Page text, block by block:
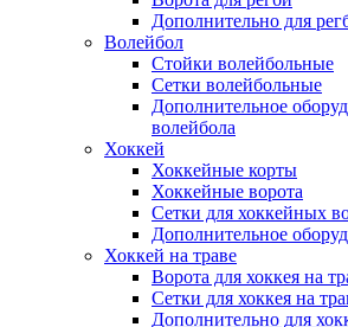
Дополнительно для
Волейбол
Стойки волейбольные
Сетки волейбольные
Дополнительное
волейбола
Хоккей
Хоккейные корты
Хоккейные ворота
Сетки для хоккейных
Дополнительное
Хоккей на траве
Ворота для хоккея на
Сетки для хоккея на
Дополнительно для